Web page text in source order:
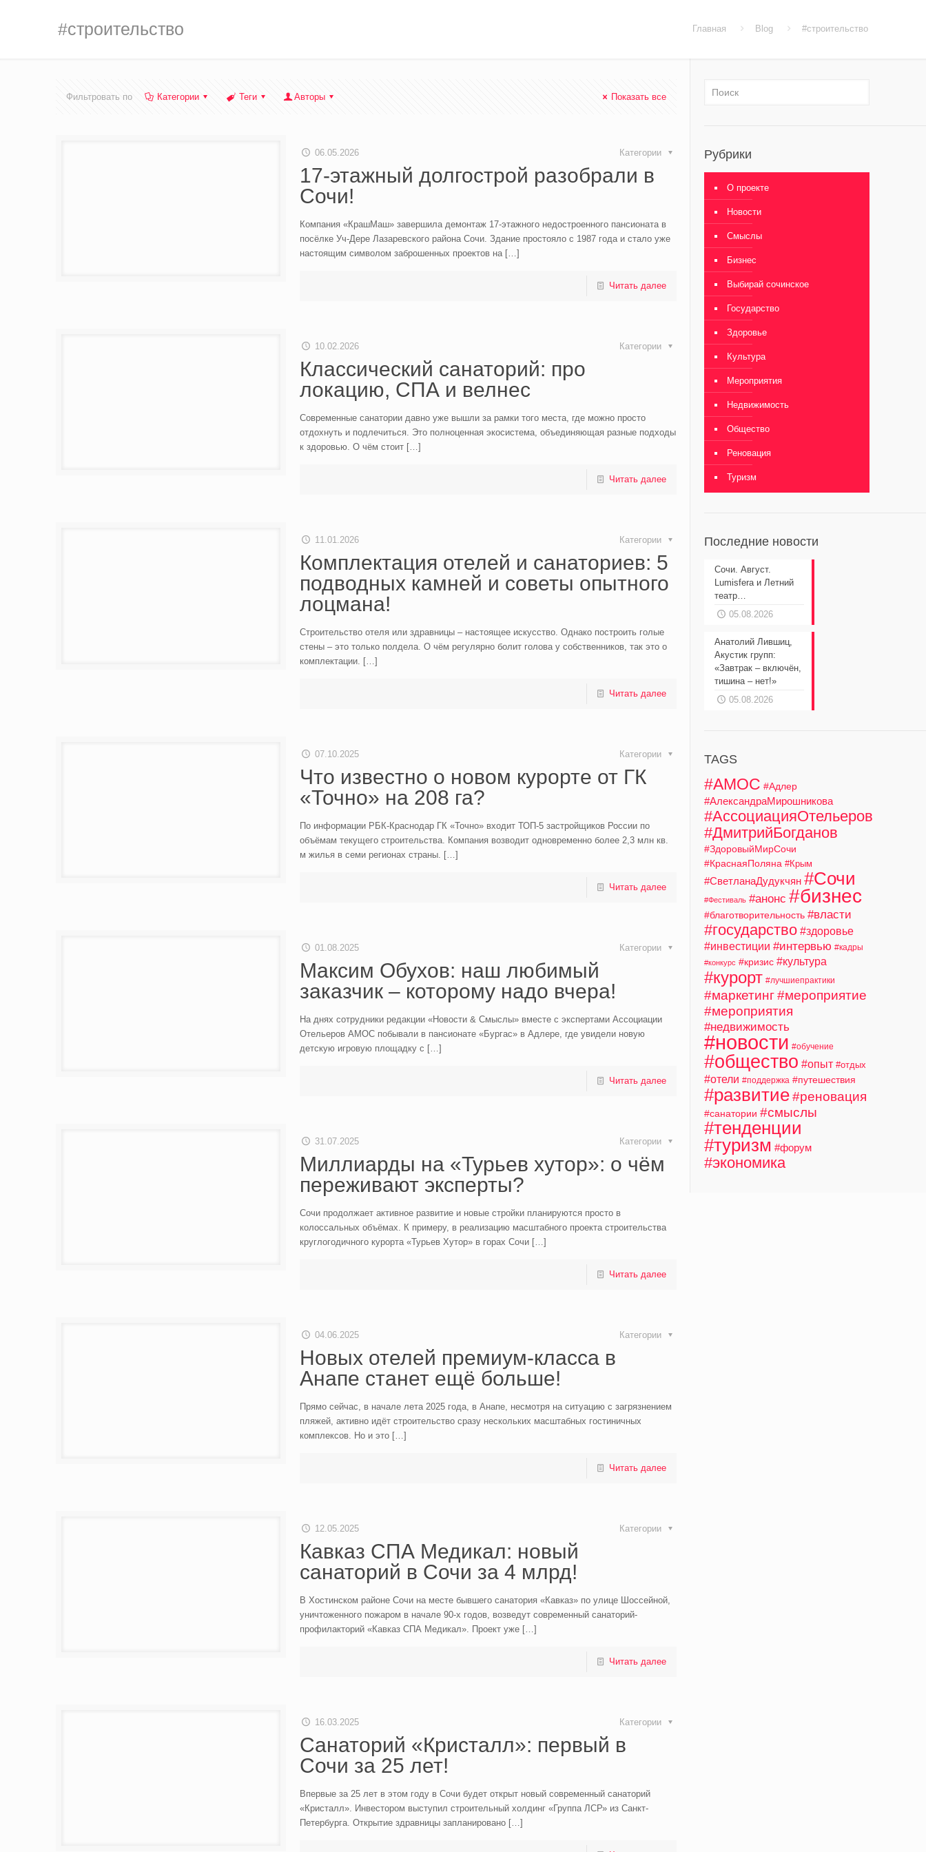
#строительство Главная Blog #строительство
Фильтровать по Категории Теги Авторы Показать все
06.05.2026 Категории
17-этажный долгострой разобрали в
Сочи!
Компания «КрашМаш» завершила демонтаж 17‑этажного недостроенного пансионата в
посёлке Уч‑Дере Лазаревского района Сочи. Здание простояло с 1987 года и стало уже
настоящим символом заброшенных проектов на[…]
Читать далее
10.02.2026 Категории
Классический санаторий: про
локацию, СПА и велнес
Современные санатории давно уже вышли за рамки того места, где можно просто
отдохнуть и подлечиться. Это полноценная экосистема, объединяющая разные подходы
к здоровью. О чём стоит[…]
Читать далее
11.01.2026 Категории
Комплектация отелей и санаториев: 5
подводных камней и советы опытного
лоцмана!
Строительство отеля или здравницы – настоящее искусство. Однако построить голые
стены – это только полдела. О чём регулярно болит голова у собственников, так это о
комплектации. […]
Читать далее
07.10.2025 Категории
Что известно о новом курорте от ГК
«Точно» на 208 га?
По информации РБК-Краснодар ГК «Точно» входит ТОП-5 застройщиков России по
объёмам текущего строительства. Компания возводит одновременно более 2,3 млн кв.
м жилья в семи регионах страны. […]
Читать далее
01.08.2025 Категории
Максим Обухов: наш любимый
заказчик – которому надо вчера!
На днях сотрудники редакции «Новости & Смыслы» вместе с экспертами Ассоциации
Отельеров АМОС побывали в пансионате «Бургас» в Адлере, где увидели новую
детскую игровую площадку с […]
Читать далее
31.07.2025 Категории
Миллиарды на «Турьев хутор»: о чём
переживают эксперты?
Сочи продолжает активное развитие и новые стройки планируются просто в
колоссальных объёмах. К примеру, в реализацию масштабного проекта строительства
круглогодичного курорта «Турьев Хутор» в горах Сочи[…]
Читать далее
04.06.2025 Категории
Новых отелей премиум-класса в
Анапе станет ещё больше!
Прямо сейчас, в начале лета 2025 года, в Анапе, несмотря на ситуацию с загрязнением
пляжей, активно идёт строительство сразу нескольких масштабных гостиничных
комплексов. Но и это[…]
Читать далее
12.05.2025 Категории
Кавказ СПА Медикал: новый
санаторий в Сочи за 4 млрд!
В Хостинском районе Сочи на месте бывшего санатория «Кавказ» по улице Шоссейной,
уничтоженного пожаром в начале 90-х годов, возведут современный санаторий-
профилакторий «Кавказ СПА Медикал». Проект уже[…]
Читать далее
16.03.2025 Категории
Санаторий «Кристалл»: первый в
Сочи за 25 лет!
Впервые за 25 лет в этом году в Сочи будет открыт новый современный санаторий
«Кристалл». Инвестором выступил строительный холдинг «Группа ЛСР» из Санкт-
Петербурга. Открытие здравницы запланировано[…]
Рубрики
О проекте
Новости
Смыслы
Бизнес
Выбирай сочинское
Государство
Здоровье
Культура
Мероприятия
Недвижимость
Общество
Реновация
Туризм
Последние новости
Сочи. Август.
Lumisfera и Летний
театр…
05.08.2026
Анатолий Лившиц,
Акустик групп:
«Завтрак – включён,
тишина – нет!»
05.08.2026
TAGS
#АМОС #Адлер
#АлександраМирошникова
#АссоциацияОтельеров
#ДмитрийБогданов
#ЗдоровыйМирСочи
#КраснаяПоляна #Крым
#СветланаДудукчян #Сочи
#Фестиваль #анонс #бизнес
#благотворительность #власти
#государство #здоровье
#инвестиции #интервью #кадры
#конкурс #кризис #культура
#курорт #лучшиепрактики
#маркетинг #мероприятие
#мероприятия
#недвижимость
#новости #обучение
#общество #опыт #отдых
#отели #поддержка #путешествия
#развитие #реновация
#санатории #смыслы
#тенденции
#туризм #форум
#экономика